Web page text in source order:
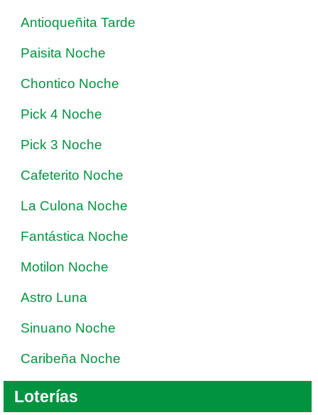
Antioqueñita Tarde
Paisita Noche
Chontico Noche
Pick 4 Noche
Pick 3 Noche
Cafeterito Noche
La Culona Noche
Fantástica Noche
Motilon Noche
Astro Luna
Sinuano Noche
Caribeña Noche
Loterías